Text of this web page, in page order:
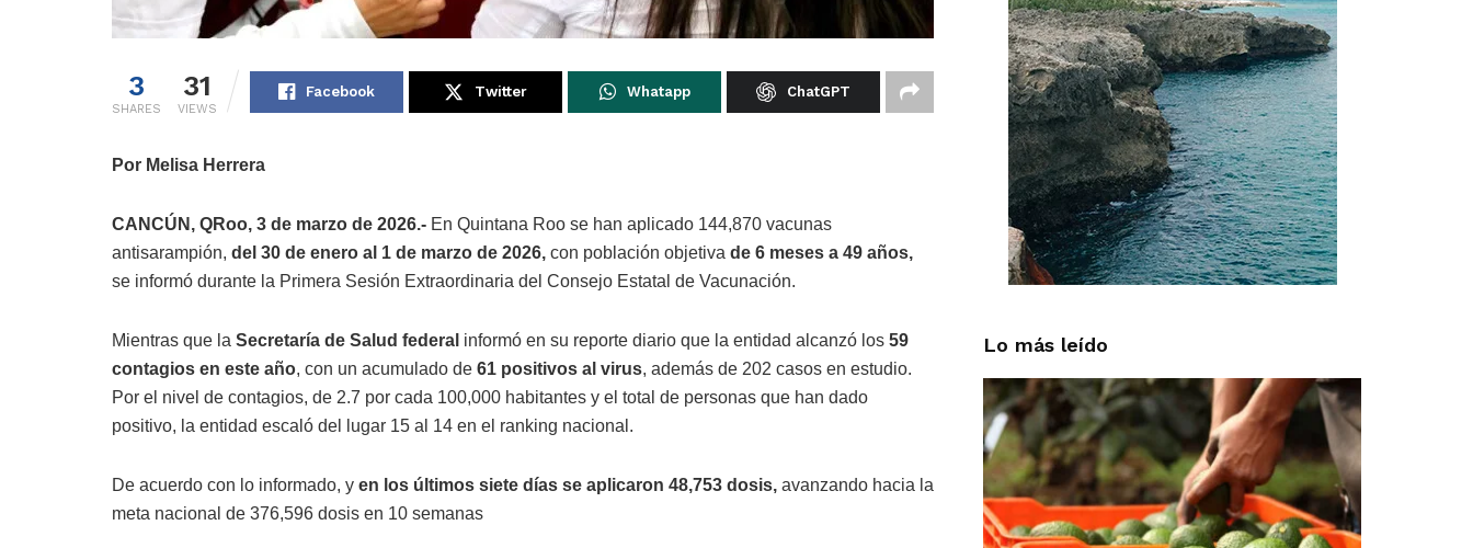
3
SHARES
31
VIEWS
Facebook Twitter Whatapp ChatGPT
Por Melisa Herrera
CANCÚN, QRoo, 3 de marzo de 2026.- En Quintana Roo se han aplicado 144,870 vacunas
antisarampión, del 30 de enero al 1 de marzo de 2026, con población objetiva de 6 meses a 49 años,
se informó durante la Primera Sesión Extraordinaria del Consejo Estatal de Vacunación.
Mientras que la Secretaría de Salud federal informó en su reporte diario que la entidad alcanzó los 59
contagios en este año, con un acumulado de 61 positivos al virus, además de 202 casos en estudio.
Por el nivel de contagios, de 2.7 por cada 100,000 habitantes y el total de personas que han dado
positivo, la entidad escaló del lugar 15 al 14 en el ranking nacional.
De acuerdo con lo informado, y en los últimos siete días se aplicaron 48,753 dosis, avanzando hacia la
meta nacional de 376,596 dosis en 10 semanas
Lo más leído